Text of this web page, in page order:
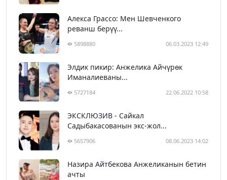
Алекса Грассо: Мен Шевченкого
реванш берүү...
5898880 06.03.2023 12:49
Элдик пикир: Анжелика Айчүрөк
Иманалиеваны...
5727184 22.06.2022 10:58
ЭКСКЛЮЗИВ - Сайкал
Садыбакасованын экс-жол...
5657906 08.06.2023 14:02
Назира Айтбекова Анжеликанын бетин
ачты